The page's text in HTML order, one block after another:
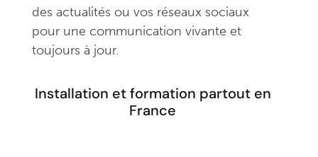
des actualités ou vos réseaux sociaux
pour une communication vivante et
toujours à jour.
Installation et formation partout en
France